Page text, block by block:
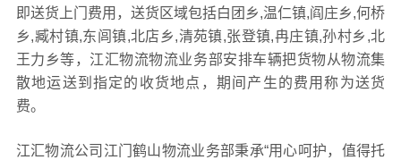
即送货上门费用，送货区域包括白团乡,温仁镇,阎庄乡,何桥
乡,臧村镇,东闾镇,北店乡,清苑镇,张登镇,冉庄镇,孙村乡,北
王力乡等，江汇物流物流业务部安排车辆把货物从物流集
散地运送到指定的收货地点，期间产生的费用称为送货
费。
江汇物流公司江门鹤山物流业务部秉承“用心呵护，值得托